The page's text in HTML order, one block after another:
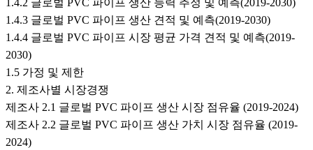
1.4.2 글로벌 PVC 파이프 생산 능력 추정 및 예측(2019-2030)
1.4.3 글로벌 PVC 파이프 생산 견적 및 예측(2019-2030)
1.4.4 글로벌 PVC 파이프 시장 평균 가격 견적 및 예측(2019-
2030)
1.5 가정 및 제한
2. 제조사별 시장경쟁
제조사 2.1 글로벌 PVC 파이프 생산 시장 점유율 (2019-2024)
제조사 2.2 글로벌 PVC 파이프 생산 가치 시장 점유율 (2019-
2024)